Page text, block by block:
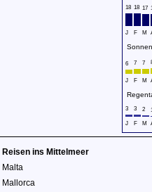
18 18 17
J F M
6 7 7
J F M
3 3 2
J F M
Reisen ins Mittelmeer
Malta
Mallorca